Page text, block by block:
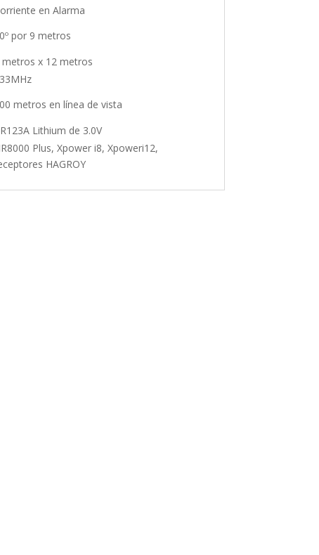
en Alarma
por 9 metros
metros x 12 metros
metros en línea de vista
Lithium de 3.0V
Plus, Xpower i8, Xpoweri12,
HAGROY